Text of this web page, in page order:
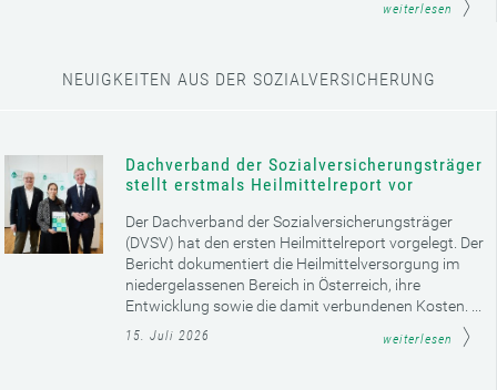
weiterlesen
NEUIGKEITEN AUS DER SOZIALVERSICHERUNG
Dachverband der Sozialversicherungsträger
stellt erstmals Heilmittelreport vor
Der Dachverband der Sozialversicherungsträger
(DVSV) hat den ersten Heilmittelreport vorgelegt. Der
Bericht dokumentiert die Heilmittelversorgung im
niedergelassenen Bereich in Österreich, ihre
Entwicklung sowie die damit verbundenen Kosten. ...
15. Juli 2026 weiterlesen